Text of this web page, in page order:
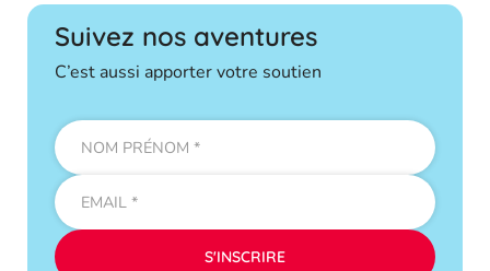
Suivez nos aventures
C’est aussi apporter votre soutien